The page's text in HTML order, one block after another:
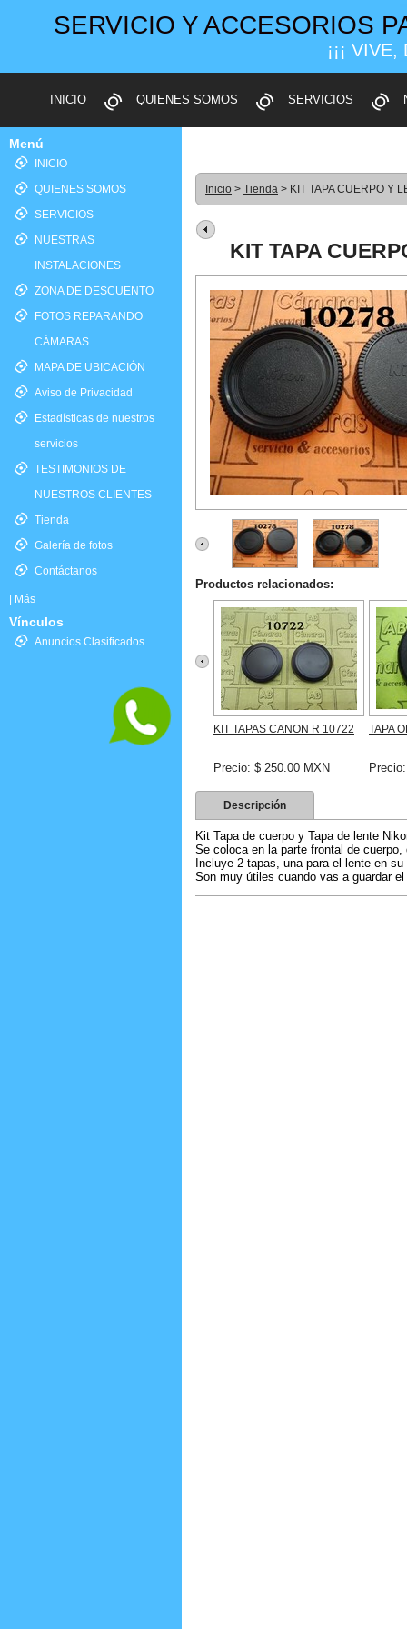
SERVICIO Y ACCESORIOS
¡¡¡
INICIO QUIENES SOMOS SERVICIOS
Menú
INICIO
QUIENES SOMOS
SERVICIOS
NUESTRAS
INSTALACIONES
ZONA DE DESCUENTO
FOTOS REPARANDO
CÁMARAS
MAPA DE UBICACIÓN
Aviso de Privacidad
Estadísticas de nuestros
servicios
TESTIMONIOS DE
NUESTROS CLIENTES
Tienda
Galería de fotos
Contáctanos
Más
Vínculos
Anuncios Clasificados
Inicio > Tienda > KIT TAPA CUERPO Y
KIT TAPA
Productos relacionados:
KIT TAPAS CANON R 10722
Precio: $ 250.00 MXN
TAPA
Descripción
Kit Tapa de cuerpo y Tapa de lente
Se coloca en la parte frontal de
Incluye 2 tapas, una para el lente en
Son muy útiles cuando vas a guardar